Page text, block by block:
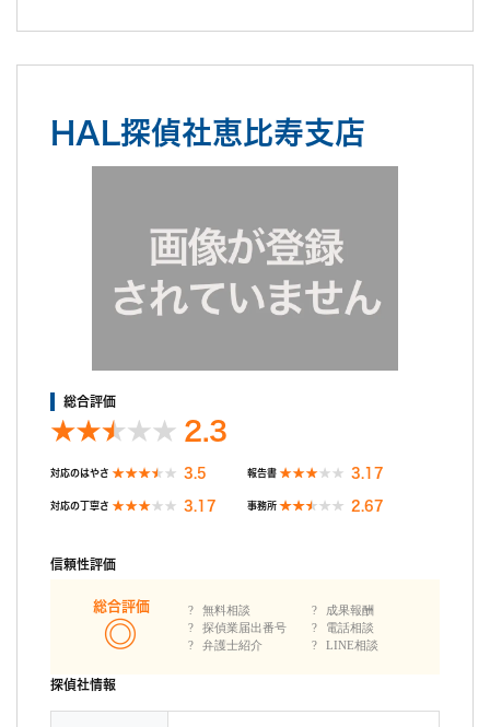
らえたのですが、 それでも高額だった。
前に家を出た事を伝えると、できるだけ時間を早めて調査をして
くれました。 対応自体は問題なかったように感じます。
調査後の印象
報告書は2週間ぐらいかかったと思います。 報告書は紙媒体でし
す。また、真正面からの写真もほぼなく、後方からの写真がほと
んどでした。一部に、まぁ本人とわかるだろうと思う顔写真があ
る程度でした。
HAL探偵社恵比寿支店
総合評価
2.3
対応のはやさ 3.5 報告書 3.17
対応の丁寧さ 3.17 事務所 2.67
信頼性評価
総合評価
無料相談
探偵業届出番号
弁護士紹介
成果報酬
電話相談
LINE相談
探偵社情報